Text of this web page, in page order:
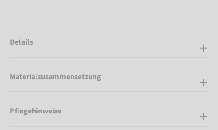
Details
Materialzusammensetzung
Pflegehinweise